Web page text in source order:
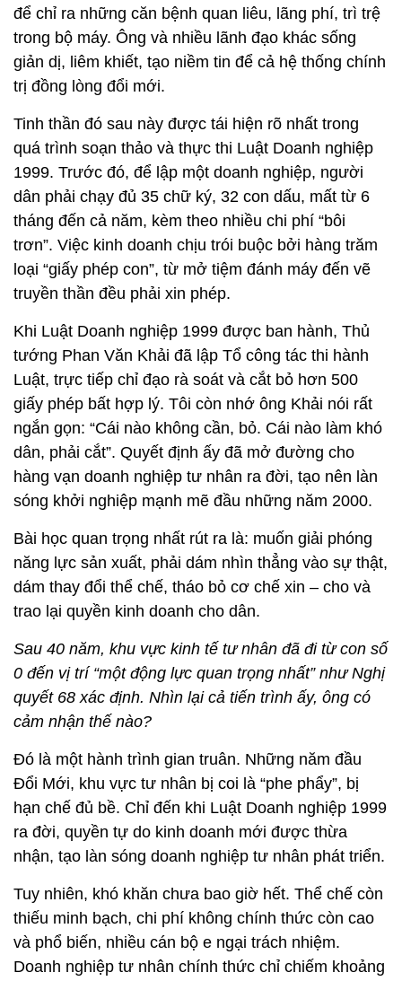
để chỉ ra những căn bệnh quan liêu, lãng phí, trì trệ
trong bộ máy. Ông và nhiều lãnh đạo khác sống
giản dị, liêm khiết, tạo niềm tin để cả hệ thống chính
trị đồng lòng đổi mới.
Tinh thần đó sau này được tái hiện rõ nhất trong
quá trình soạn thảo và thực thi Luật Doanh nghiệp
1999. Trước đó, để lập một doanh nghiệp, người
dân phải chạy đủ 35 chữ ký, 32 con dấu, mất từ 6
tháng đến cả năm, kèm theo nhiều chi phí “bôi
trơn”. Việc kinh doanh chịu trói buộc bởi hàng trăm
loại “giấy phép con”, từ mở tiệm đánh máy đến vẽ
truyền thần đều phải xin phép.
Khi Luật Doanh nghiệp 1999 được ban hành, Thủ
tướng Phan Văn Khải đã lập Tổ công tác thi hành
Luật, trực tiếp chỉ đạo rà soát và cắt bỏ hơn 500
giấy phép bất hợp lý. Tôi còn nhớ ông Khải nói rất
ngắn gọn: “Cái nào không cần, bỏ. Cái nào làm khó
dân, phải cắt”. Quyết định ấy đã mở đường cho
hàng vạn doanh nghiệp tư nhân ra đời, tạo nên làn
sóng khởi nghiệp mạnh mẽ đầu những năm 2000.
Bài học quan trọng nhất rút ra là: muốn giải phóng
năng lực sản xuất, phải dám nhìn thẳng vào sự thật,
dám thay đổi thể chế, tháo bỏ cơ chế xin – cho và
trao lại quyền kinh doanh cho dân.
Sau 40 năm, khu vực kinh tế tư nhân đã đi từ con số
0 đến vị trí “một động lực quan trọng nhất” như Nghị
quyết 68 xác định. Nhìn lại cả tiến trình ấy, ông có
cảm nhận thế nào?
Đó là một hành trình gian truân. Những năm đầu
Đổi Mới, khu vực tư nhân bị coi là “phe phẩy”, bị
hạn chế đủ bề. Chỉ đến khi Luật Doanh nghiệp 1999
ra đời, quyền tự do kinh doanh mới được thừa
nhận, tạo làn sóng doanh nghiệp tư nhân phát triển.
Tuy nhiên, khó khăn chưa bao giờ hết. Thể chế còn
thiếu minh bạch, chi phí không chính thức còn cao
và phổ biến, nhiều cán bộ e ngại trách nhiệm.
Doanh nghiệp tư nhân chính thức chỉ chiếm khoảng